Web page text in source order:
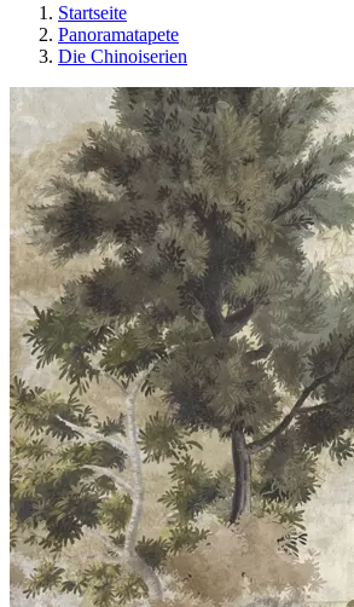
Startseite
Panoramatapete
Die Chinoiserien